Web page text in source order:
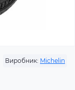
Виробник: Michelin